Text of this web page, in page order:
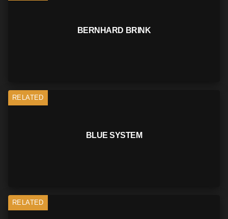
BERNHARD BRINK
RELATED
BLUE SYSTEM
RELATED